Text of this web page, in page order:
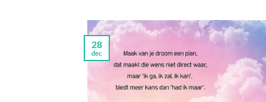
28
dec